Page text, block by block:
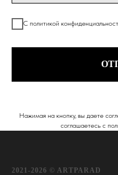
С политикой
Нажимая на кнопку, вы даете
соглашаетесь c
2021-2026 © ARTPARAD